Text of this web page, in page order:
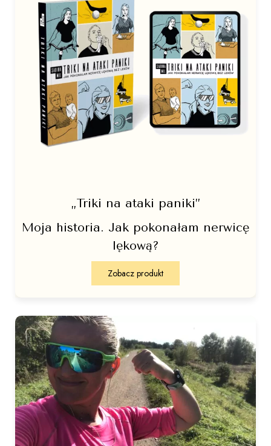
„Triki na ataki paniki”
Moja historia. Jak pokonałam nerwicę
lękową?
Zobacz produkt